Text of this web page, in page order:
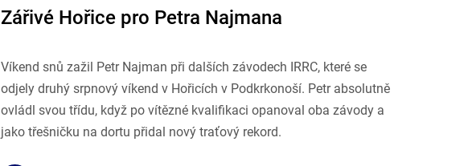
Zářivé Hořice pro Petra Najmana
Víkend snů zažil Petr Najman při dalších závodech IRRC, které se
odjely druhý srpnový víkend v Hořicích v Podkrkonoší. Petr absolutně
ovládl svou třídu, když po vítězné kvalifikaci opanoval oba závody a
jako třešničku na dortu přidal nový traťový rekord.